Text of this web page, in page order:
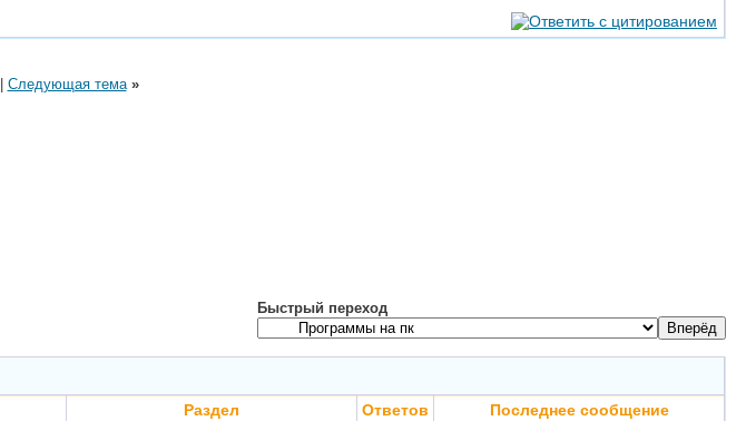
Следующая тема »
Быстрый переход
Раздел Ответов Последнее сообщение